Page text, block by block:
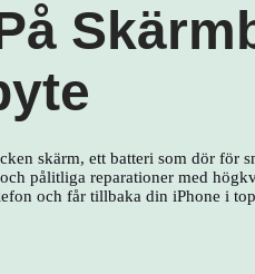
skärm, ett batteri som dör för
pålitliga reparationer med
och får tillbaka din iPhone i